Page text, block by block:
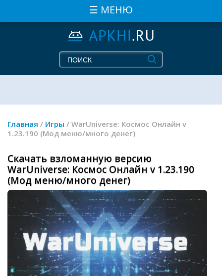
☰ МЕНЮ
Главная / Игры / WarUniverse: Космос Онлайн v
1.23.190 (Мод меню/много денег)
Скачать взломанную версию
WarUniverse: Космос Онлайн v 1.23.190
(Мод меню/много денег)